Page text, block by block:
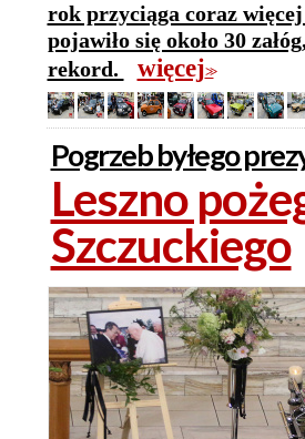
rok przyciąga coraz
pojawiło się około 30
rekord.
więcej>>
Pogrzeb byłego
Leszno
Szczuckiego